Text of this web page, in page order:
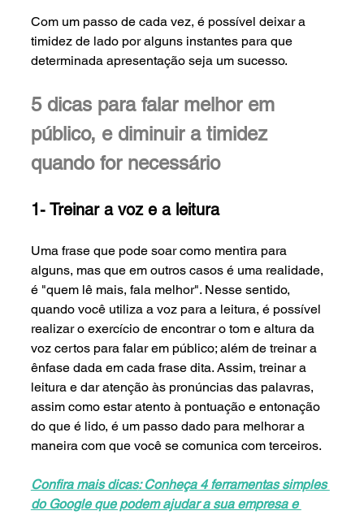
Com um passo de cada vez, é possível deixar a
timidez de lado por alguns instantes para que
determinada apresentação seja um sucesso.
5 dicas para falar melhor em
público, e diminuir a timidez
quando for necessário
1- Treinar a voz e a leitura
Uma frase que pode soar como mentira para
alguns, mas que em outros casos é uma realidade,
é "quem lê mais, fala melhor". Nesse sentido,
quando você utiliza a voz para a leitura, é possível
realizar o exercício de encontrar o tom e altura da
voz certos para falar em público; além de treinar a
ênfase dada em cada frase dita. Assim, treinar a
leitura e dar atenção às pronúncias das palavras,
assim como estar atento à pontuação e entonação
do que é lido, é um passo dado para melhorar a
maneira com que você se comunica com terceiros.
Confira mais dicas: Conheça 4 ferramentas simples
do Google que podem ajudar a sua empresa e